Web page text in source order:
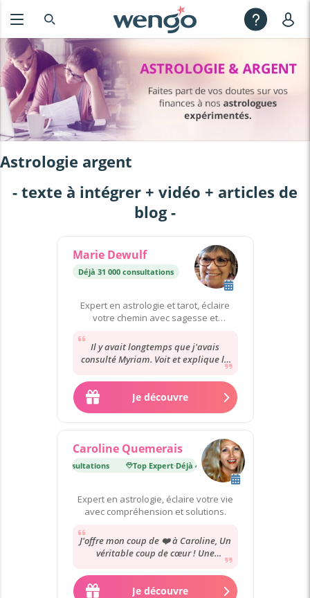
Astrologie argent
- texte à intégrer + vidéo + articles de
blog -
Marie Dewulf
Déjà 31 000 consultations
Expert en astrologie et tarot, éclaire
votre chemin avec sagesse et
Il y avait longtemps que j'avais
consulté Myriam. Voit et explique la
vérité avec un langage simple mais
efficace.
Je découvre
Caroline Quemerais
Déjà 46 000 consultations Top Expert·Déjà 46 000 consultations
Expert en astrologie, éclaire votre vie
avec compréhension et solutions.
J'offre mon coup de ❤️ à Caroline, Un
véritable coup de cœur ! Une
avec des ressentis...
Je découvre